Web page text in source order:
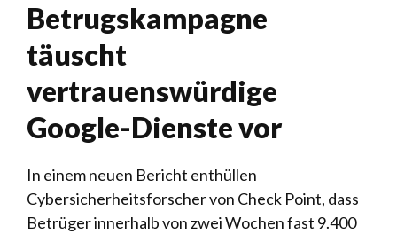
Betrugskampagne
täuscht
vertrauenswürdige
Google-Dienste vor
In einem neuen Bericht enthüllen
Cybersicherheitsforscher von Check Point, dass
Betrüger innerhalb von zwei Wochen fast 9.400